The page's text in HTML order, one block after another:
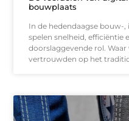
bouwplaats
In de hedendaagse bouw-
spelen snelheid, efficiëntie
doorslaggevende rol.
vertrouwden op het